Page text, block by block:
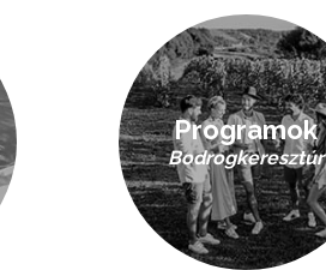
Programok
Bodrogkeresztúr